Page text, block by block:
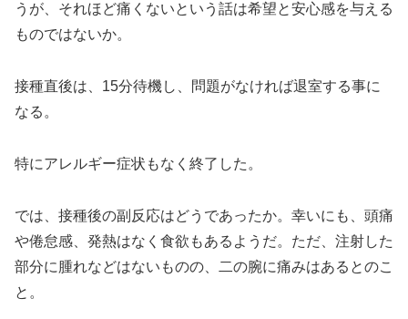
うが、それほど痛くないという話は希望と安心感を与える
ものではないか。
接種直後は、15分待機し、問題がなければ退室する事に
なる。
特にアレルギー症状もなく終了した。
では、接種後の副反応はどうであったか。幸いにも、頭痛
や倦怠感、発熱はなく食欲もあるようだ。ただ、注射した
部分に腫れなどはないものの、二の腕に痛みはあるとのこ
と。